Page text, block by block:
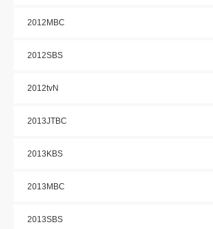
2012MBC
2012SBS
2012tvN
2013JTBC
2013KBS
2013MBC
2013SBS